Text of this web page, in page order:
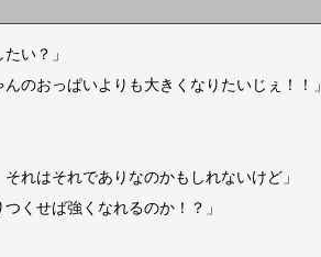
い？」
のおっぱいよりも大きくなりたいじぇ！！」
れはそれでありなのかもしれないけど」
くせば強くなれるのか！？」